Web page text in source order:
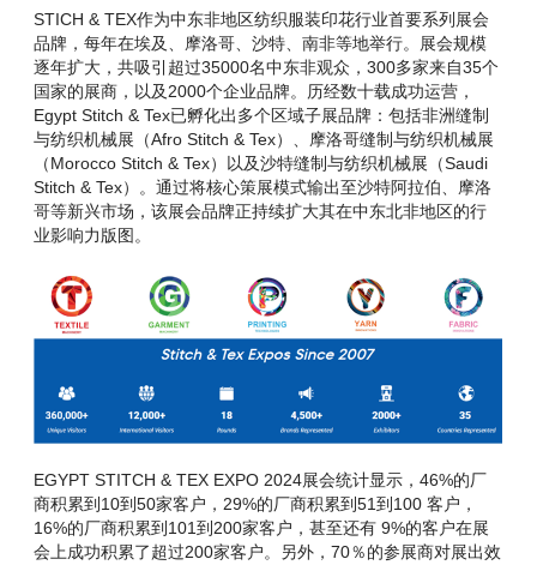
STICH & TEX作为中东非地区纺织服装印花行业首要系列展会
品牌，每年在埃及、摩洛哥、沙特、南非等地举行。展会规模
逐年扩大，共吸引超过35000名中东非观众，300多家来自35个
国家的展商，以及2000个企业品牌。历经数十载成功运营，
Egypt Stitch & Tex已孵化出多个区域子展品牌：包括非洲缝制
与纺织机械展（Afro Stitch & Tex）、摩洛哥缝制与纺织机械展
（Morocco Stitch & Tex）以及沙特缝制与纺织机械展（Saudi
Stitch & Tex）。通过将核心策展模式输出至沙特阿拉伯、摩洛
哥等新兴市场，该展会品牌正持续扩大其在中东北非地区的行
业影响力版图。
EGYPT STITCH & TEX EXPO 2024展会统计显示，46%的厂
商积累到10到50家客户，29%的厂商积累到51到100 客户，
16%的厂商积累到101到200家客户，甚至还有 9%的客户在展
会上成功积累了超过200家客户。另外，70％的参展商对展出效